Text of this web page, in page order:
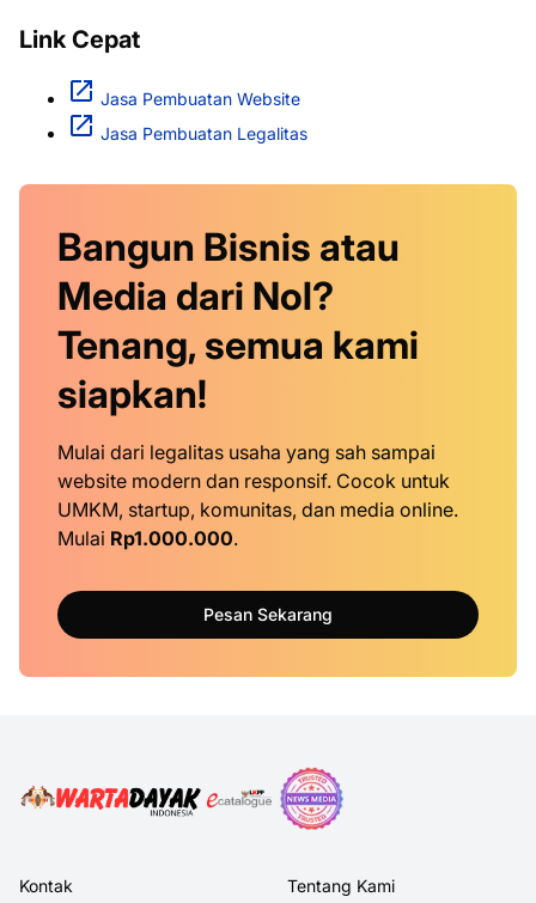
Link Cepat
Jasa Pembuatan Website
Jasa Pembuatan Legalitas
Bangun Bisnis atau
Media dari Nol?
Tenang, semua kami
siapkan!
Mulai dari legalitas usaha yang sah sampai
website modern dan responsif. Cocok untuk
UMKM, startup, komunitas, dan media online.
Mulai Rp1.000.000.
Pesan Sekarang
Kontak Tentang Kami